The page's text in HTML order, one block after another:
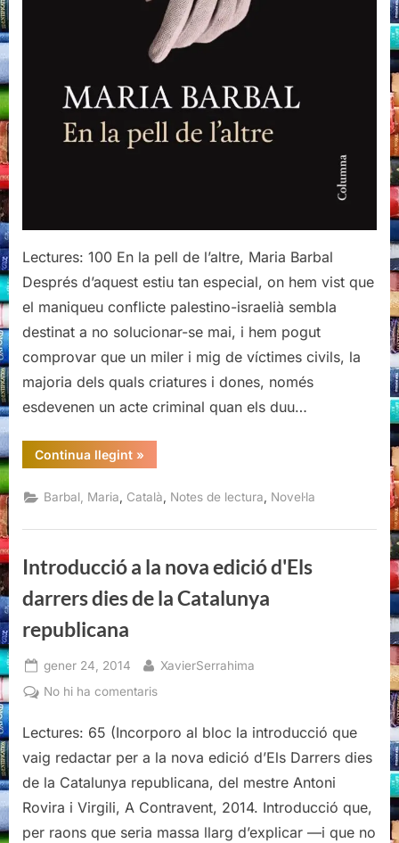
Lectures: 100 En la pell de l’altre, Maria Barbal
Després d’aquest estiu tan especial, on hem vist que
el maniqueu conflicte palestino-israelià sembla
destinat a no solucionar-se mai, i hem pogut
comprovar que un miler i mig de víctimes civils, la
majoria dels quals criatures i dones, només
esdevenen un acte criminal quan els duu…
Continua llegint“En
la
de
l’altre,
Barbal”
»
Barbal, Maria Català Notes de lectura Novel·la
Introducció a la nova edició d'Els
darrers dies de la Catalunya
republicana
Posted
on
gener 24, 2014 By
XavierSerrahima
No hi ha comentarisa
a
la
edició
d'Els
darrers
Lectures: 65 (Incorporo al bloc la introducció que
vaig redactar per a la nova edició d’Els Darrers dies
de la Catalunya republicana, del mestre Antoni
Rovira i Virgili, A Contravent, 2014. Introducció que,
per raons que seria massa llarg d’explicar —i que no